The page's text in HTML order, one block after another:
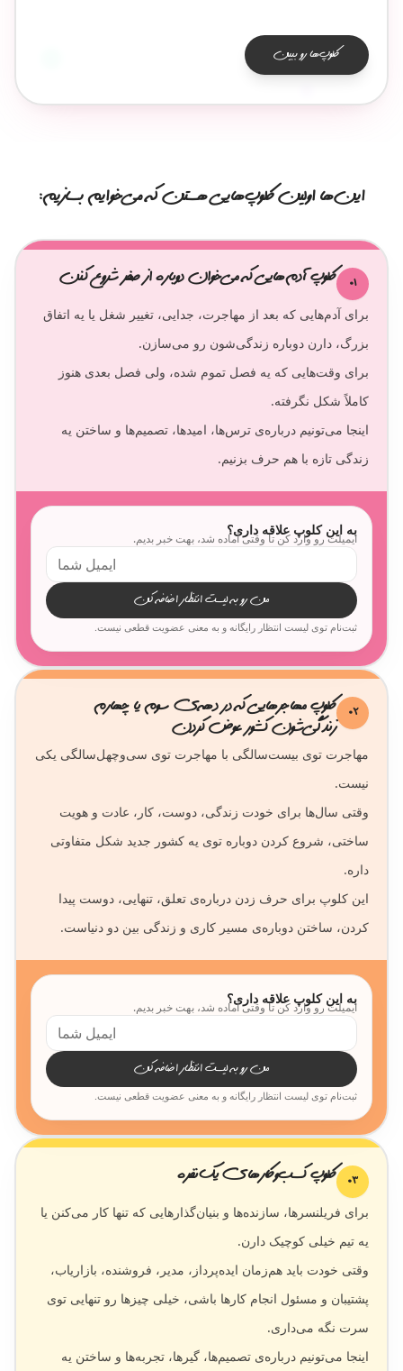
کلوپ‌ها رو ببین
این‌ها اولین کلوپ‌هایی هستن که می‌خوایم بسازیم:
01 کلوپ آدم‌هایی که می‌خوان دوباره از صفر شروع کنن
برای آدم‌هایی که بعد از مهاجرت، جدایی، تغییر شغل یا یه اتفاق
برای وقت‌هایی که یه فصل تموم شده، ولی فصل بعدی هنوز
اینجا می‌تونیم درباره‌ی ترس‌ها، امیدها، تصمیم‌ها و ساختن یه
زندگی تازه با هم حرف بزنیم.
به این کلوپ علاقه داری؟
ایمیلت رو وارد کن تا وقتی آماده شد، بهت خبر بدیم.
من رو به لیست انتظار اضافه کن
ثبت‌نام توی لیست انتظار رایگانه و به معنی عضویت قطعی نیست.
02
کلوپ مهاجرهایی که در دهه‌ی سوم یا چهارم
زندگی‌شون کشور عوض کردن
مهاجرت توی بیست‌سالگی با مهاجرت توی سی‌وچهل‌سالگی یکی
وقتی سال‌ها برای خودت زندگی، دوست، کار، عادت و هویت
ساختی، شروع کردن دوباره توی یه کشور جدید شکل متفاوتی
این کلوپ برای حرف زدن درباره‌ی تعلق، تنهایی، دوست پیدا
کردن، ساختن دوباره‌ی مسیر کاری و زندگی بین دو دنیاست.
به این کلوپ علاقه داری؟
ایمیلت رو وارد کن تا وقتی آماده شد، بهت خبر بدیم.
من رو به لیست انتظار اضافه کن
ثبت‌نام توی لیست انتظار رایگانه و به معنی عضویت قطعی نیست.
03 کلوپ کسب‌وکارهای یک‌نفره
برای فریلنسرها، سازنده‌ها و بنیان‌گذارهایی که تنها کار می‌کنن یا
وقتی خودت باید هم‌زمان ایده‌پرداز، مدیر، فروشنده، بازاریاب،
پشتیبان و مسئول انجام کارها باشی، خیلی چیزها رو تنهایی توی
اینجا می‌تونیم درباره‌ی تصمیم‌ها، گیرها، تجربه‌ها و ساختن یه